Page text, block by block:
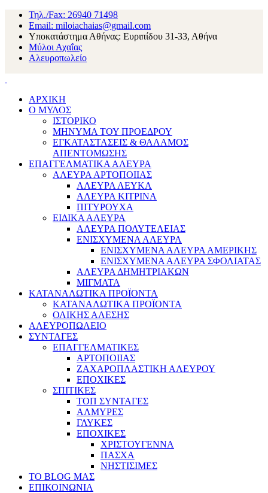
Τηλ./Fax: 26940 71498
Email: miloiachaias@gmail.com
Υποκατάστημα Αθήνας: Ευριπίδου 31-33, Αθήνα
Μύλοι Αχαΐας
Αλευροπωλείο
ΑΡΧΙΚΗ
Ο ΜΥΛΟΣ
ΙΣΤΟΡΙΚΟ
ΜΗΝΥΜΑ ΤΟΥ ΠΡΟΕΔΡΟΥ
ΕΓΚΑΤΑΣΤΑΣΕΙΣ & ΘΑΛΑΜΟΣ
ΑΠΕΝΤΟΜΩΣΗΣ
ΕΠΑΓΓΕΛΜΑΤΙΚΑ ΑΛΕΥΡΑ
ΑΛΕΥΡΑ ΑΡΤΟΠΟΙΙΑΣ
ΑΛΕΥΡΑ ΛΕΥΚΑ
ΑΛΕΥΡΑ ΚΙΤΡΙΝΑ
ΠΙΤΥΡΟΥΧΑ
ΕΙΔΙΚΑ ΑΛΕΥΡΑ
ΑΛΕΥΡΑ ΠΟΛΥΤΕΛΕΙΑΣ
ΕΝΙΣΧΥΜΕΝΑ ΑΛΕΥΡΑ
ΕΝΙΣΧΥΜΕΝΑ ΑΛΕΥΡΑ ΑΜΕΡΙΚΗΣ
ΕΝΙΣΧΥΜΕΝΑ ΑΛΕΥΡΑ ΣΦΟΛΙΑΤΑΣ
ΑΛΕΥΡΑ ΔΗΜΗΤΡΙΑΚΩΝ
ΜΙΓΜΑΤΑ
ΚΑΤΑΝΑΛΩΤΙΚΑ ΠΡΟΪΟΝΤΑ
ΚΑΤΑΝΑΛΩΤΙΚΑ ΠΡΟΪΟΝΤΑ
ΟΛΙΚΗΣ ΑΛΕΣΗΣ
ΑΛΕΥΡΟΠΩΛΕΙΟ
ΣΥΝΤΑΓΕΣ
ΕΠΑΓΓΕΛΜΑΤΙΚΕΣ
ΑΡΤΟΠΟΙΙΑΣ
ΖΑΧΑΡΟΠΛΑΣΤΙΚΗ ΑΛΕΥΡΟΥ
ΕΠΟΧΙΚΕΣ
ΣΠΙΤΙΚΕΣ
ΤΟΠ ΣΥΝΤΑΓΕΣ
ΑΛΜΥΡΕΣ
ΓΛΥΚΕΣ
ΕΠΟΧΙΚΕΣ
ΧΡΙΣΤΟΥΓΕΝΝΑ
ΠΑΣΧΑ
ΝΗΣΤΙΣΙΜΕΣ
ΤΟ BLOG ΜΑΣ
ΕΠΙΚΟΙΝΩΝΙΑ